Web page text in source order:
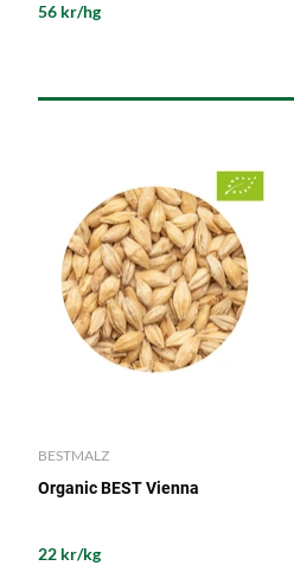
56 kr/hg
BESTMALZ
Organic BEST Vienna
22 kr/kg